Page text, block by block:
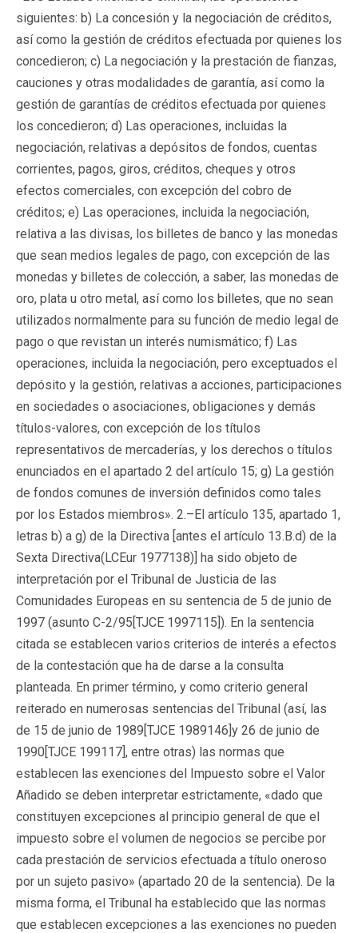
siguientes: b) La concesión y la negociación de créditos,
así como la gestión de créditos efectuada por quienes los
concedieron; c) La negociación y la prestación de fianzas,
cauciones y otras modalidades de garantía, así como la
gestión de garantías de créditos efectuada por quienes
los concedieron; d) Las operaciones, incluidas la
negociación, relativas a depósitos de fondos, cuentas
corrientes, pagos, giros, créditos, cheques y otros
efectos comerciales, con excepción del cobro de
créditos; e) Las operaciones, incluida la negociación,
relativa a las divisas, los billetes de banco y las monedas
que sean medios legales de pago, con excepción de las
monedas y billetes de colección, a saber, las monedas de
oro, plata u otro metal, así como los billetes, que no sean
utilizados normalmente para su función de medio legal de
pago o que revistan un interés numismático; f) Las
operaciones, incluida la negociación, pero exceptuados el
depósito y la gestión, relativas a acciones, participaciones
en sociedades o asociaciones, obligaciones y demás
títulos-valores, con excepción de los títulos
representativos de mercaderías, y los derechos o títulos
enunciados en el apartado 2 del artículo 15; g) La gestión
de fondos comunes de inversión definidos como tales
por los Estados miembros». 2.–El artículo 135, apartado 1,
letras b) a g) de la Directiva [antes el artículo 13.B.d) de la
Sexta Directiva(LCEur 1977138)] ha sido objeto de
interpretación por el Tribunal de Justicia de las
Comunidades Europeas en su sentencia de 5 de junio de
1997 (asunto C-2/95[TJCE 1997115]). En la sentencia
citada se establecen varios criterios de interés a efectos
de la contestación que ha de darse a la consulta
planteada. En primer término, y como criterio general
reiterado en numerosas sentencias del Tribunal (así, las
de 15 de junio de 1989[TJCE 1989146]y 26 de junio de
1990[TJCE 199117], entre otras) las normas que
establecen las exenciones del Impuesto sobre el Valor
Añadido se deben interpretar estrictamente, «dado que
constituyen excepciones al principio general de que el
impuesto sobre el volumen de negocios se percibe por
cada prestación de servicios efectuada a título oneroso
por un sujeto pasivo» (apartado 20 de la sentencia). De la
misma forma, el Tribunal ha establecido que las normas
que establecen excepciones a las exenciones no pueden